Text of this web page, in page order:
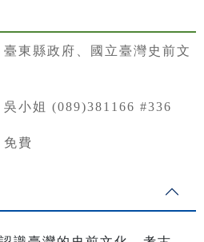
臺東縣政府、國立臺灣史前文
吳小姐 (089)381166 #336
免費